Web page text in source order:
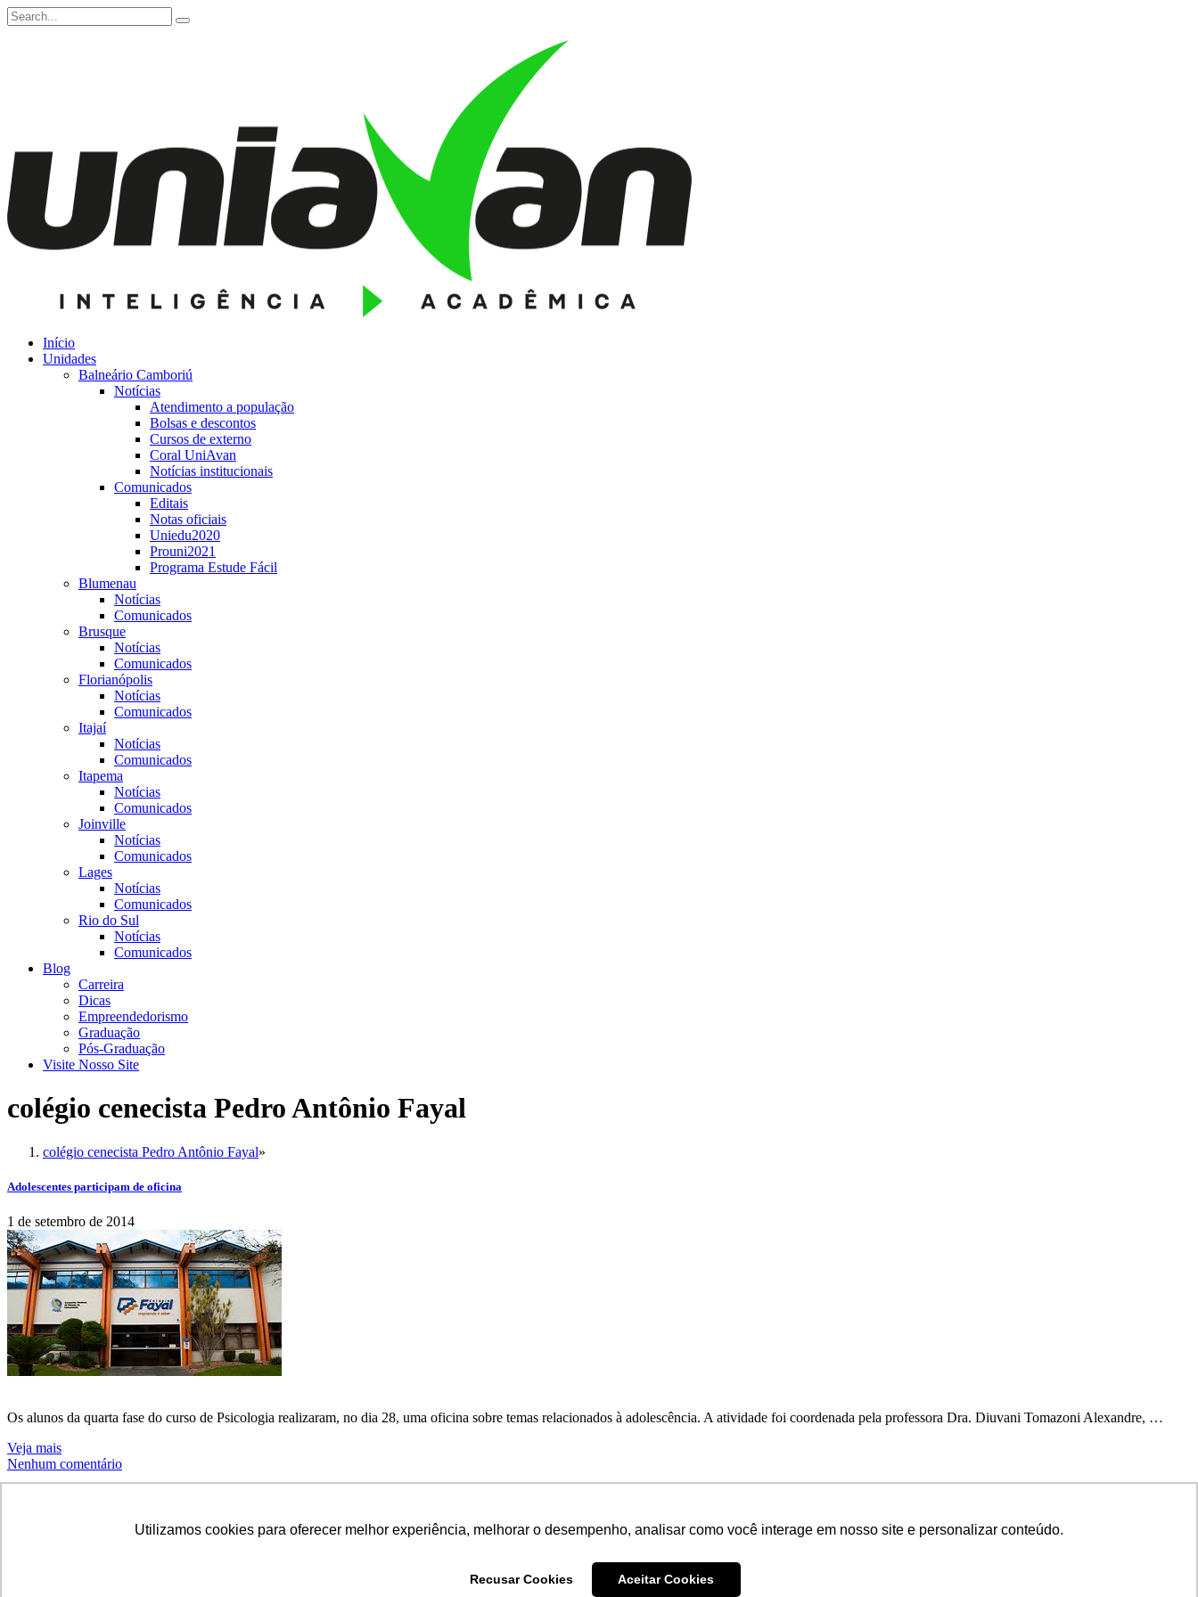
Utilizamos cookies para oferecer melhor experiência, melhorar o desempenho, analisar como você interage em nosso site e personalizar conteúdo.
Recusar Cookies Aceitar Cookies
Início
Unidades
Balneário Camboriú
Notícias
Atendimento a população
Bolsas e descontos
Cursos de externo
Coral UniAvan
Notícias institucionais
Comunicados
Editais
Notas oficiais
Uniedu2020
Prouni2021
Programa Estude Fácil
Blumenau
Notícias
Comunicados
Brusque
Notícias
Comunicados
Florianópolis
Notícias
Comunicados
Itajaí
Notícias
Comunicados
Itapema
Notícias
Comunicados
Joinville
Notícias
Comunicados
Lages
Notícias
Comunicados
Rio do Sul
Notícias
Comunicados
Blog
Carreira
Dicas
Empreendedorismo
Graduação
Pós-Graduação
Visite Nosso Site
colégio cenecista Pedro Antônio Fayal
colégio cenecista Pedro Antônio Fayal»
Adolescentes participam de oficina
1 de setembro de 2014
Os alunos da quarta fase do curso de Psicologia realizaram, no dia 28, uma oficina sobre temas relacionados à adolescência. A atividade foi coordenada pela professora Dra. Diuvani Tomazoni Alexandre, …
Veja mais
Nenhum comentário